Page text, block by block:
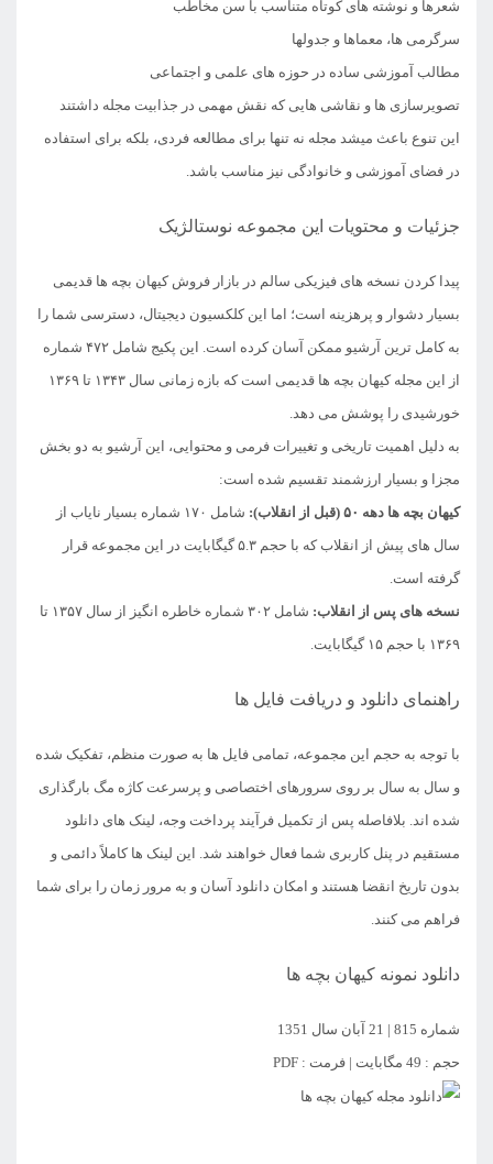
شعرها و نوشته های کوتاه متناسب با سن مخاطب
سرگرمی ها، معماها و جدولها
مطالب آموزشی ساده در حوزه های علمی و اجتماعی
تصویرسازی ها و نقاشی هایی که نقش مهمی در جذابیت مجله داشتند
این تنوع باعث میشد مجله نه تنها برای مطالعه فردی، بلکه برای استفاده
در فضای آموزشی و خانوادگی نیز مناسب باشد.
جزئیات و محتویات این مجموعه نوستالژیک
پیدا کردن نسخه های فیزیکی سالم در بازار فروش کیهان بچه ها قدیمی
بسیار دشوار و پرهزینه است؛ اما این کلکسیون دیجیتال، دسترسی شما را
به کامل ترین آرشیو ممکن آسان کرده است. این پکیج شامل ۴۷۲ شماره
از این مجله کیهان بچه ها قدیمی است که بازه زمانی سال ۱۳۴۳ تا ۱۳۶۹
خورشیدی را پوشش می دهد.
به دلیل اهمیت تاریخی و تغییرات فرمی و محتوایی، این آرشیو به دو بخش
مجزا و بسیار ارزشمند تقسیم شده است:
کیهان بچه ها دهه ۵۰ (قبل از انقلاب):
شامل ۱۷۰ شماره بسیار نایاب از
سال های پیش از انقلاب که با حجم ۵.۳ گیگابایت در این مجموعه قرار
گرفته است.
نسخه های پس از انقلاب:
شامل ۳۰۲ شماره خاطره انگیز از سال ۱۳۵۷ تا
۱۳۶۹ با حجم ۱۵ گیگابایت.
راهنمای دانلود و دریافت فایل ها
با توجه به حجم این مجموعه، تمامی فایل ها به صورت منظم، تفکیک شده
و سال به سال بر روی سرورهای اختصاصی و پرسرعت کاژه مگ بارگذاری
شده اند. بلافاصله پس از تکمیل فرآیند پرداخت وجه، لینک های دانلود
مستقیم در پنل کاربری شما فعال خواهند شد. این لینک ها کاملاً دائمی و
بدون تاریخ انقضا هستند و امکان دانلود آسان و به مرور زمان را برای شما
فراهم می کنند.
دانلود نمونه کیهان بچه ها
شماره 815 | 21 آبان سال 1351
حجم : 49 مگابایت | فرمت : PDF